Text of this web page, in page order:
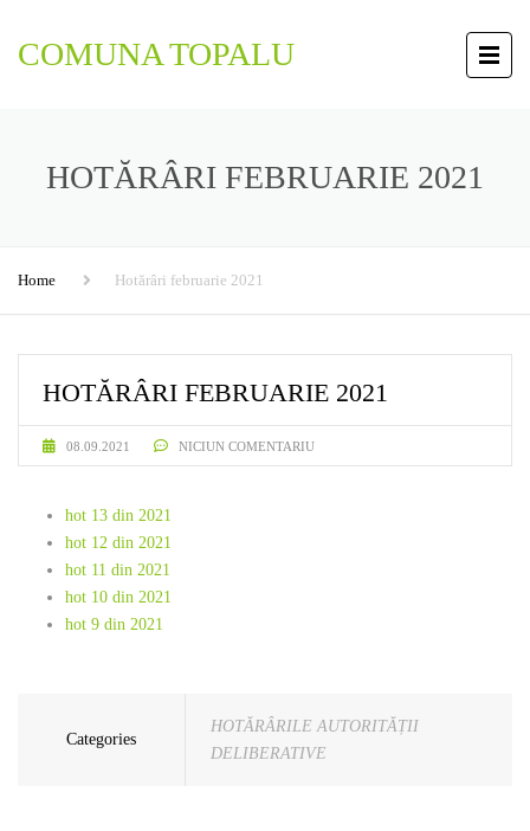
COMUNA TOPALU
HOTĂRÂRI FEBRUARIE 2021
Home Hotărâri februarie 2021
HOTĂRÂRI FEBRUARIE 2021
08.09.2021 NICIUN COMENTARIU
hot 13 din 2021
hot 12 din 2021
hot 11 din 2021
hot 10 din 2021
hot 9 din 2021
Categories
HOTĂRÂRILE AUTORITĂȚII
DELIBERATIVE